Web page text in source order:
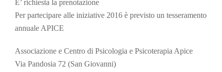
E’ richiesta la prenotazione
Per partecipare alle iniziative 2016 è previsto un tesseramento
annuale APICE
Associazione e Centro di Psicologia e Psicoterapia Apice
Via Pandosia 72 (San Giovanni)